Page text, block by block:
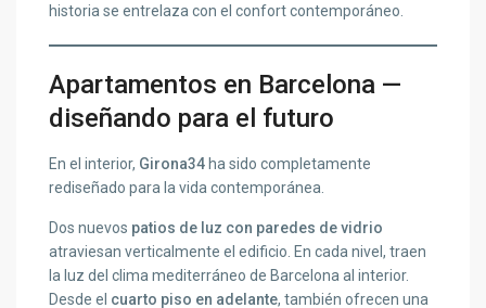
historia se entrelaza con el confort contemporáneo.
Apartamentos en Barcelona —
diseñando para el futuro
En el interior, Girona34 ha sido completamente
rediseñado para la vida contemporánea.
Dos nuevos patios de luz con paredes de vidrio
atraviesan verticalmente el edificio. En cada nivel, traen
la luz del clima mediterráneo de Barcelona al interior.
Desde el cuarto piso en adelante, también ofrecen una